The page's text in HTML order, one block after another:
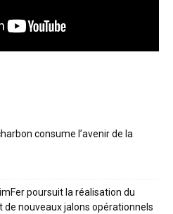
consume l’avenir de la
poursuit la réalisation du
nouveaux jalons opérationnels